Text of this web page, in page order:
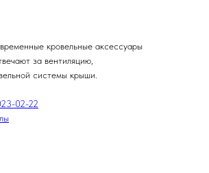
кровельные аксессуары
за вентиляцию,
системы крыши.
02-22